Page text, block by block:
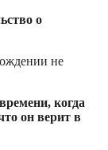
о
не
когда
он верит в